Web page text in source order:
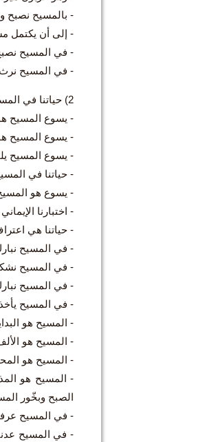
- بالمسيح نصبح
- إلى أن يكتمل
- في المسيح
- في المسيح
2) حياتنا في المسيح
- يسوع المسيح
- يسوع المسيح هو
- يسوع المسيح
- حياتنا في
- يسوع هو
- اختبارنا
- حياتنا هي
- في المسيح
- في المسيح نشكر
- في المسيح
- في المسيح يأخذ
- المسيح هو
- المسيح هو
- المسيح هو
- المسيح هو
الصبح وبخّور
- في المسيح
- في المسيح